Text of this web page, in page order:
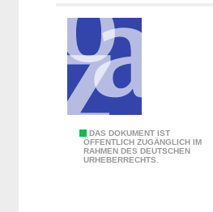
q
u
a
l
p
o
t
u
DAS DOKUMENT IST
ÖFFENTLICH ZUGÄNGLICH IM
RAHMEN DES DEUTSCHEN
URHEBERRECHTS.